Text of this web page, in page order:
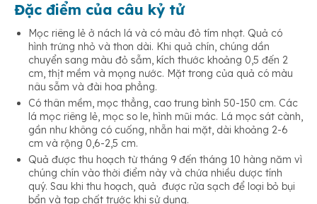
Đặc điểm của câu kỷ tử
Mọc riêng lẻ ở nách lá và có màu đỏ tím nhạt. Quả có
hình trứng nhỏ và thon dài. Khi quả chín, chúng dần
chuyển sang màu đỏ sẫm, kích thước khoảng 0,5 đến 2
cm, thịt mềm và mọng nước. Mặt trong của quả có màu
nâu sẫm và đài hoa phẳng.
Có thân mềm, mọc thẳng, cao trung bình 50-150 cm. Các
lá mọc riêng lẻ, mọc so le, hình mũi mác. Lá mọc sát cành,
gần như không có cuống, nhẵn hai mặt, dài khoảng 2-6
cm và rộng 0,6-2,5 cm.
Quả được thu hoạch từ tháng 9 đến tháng 10 hàng năm vì
chúng chín vào thời điểm này và chứa nhiều dược tính
quý. Sau khi thu hoạch, quả được rửa sạch để loại bỏ bụi
bẩn và tạp chất trước khi sử dụng.